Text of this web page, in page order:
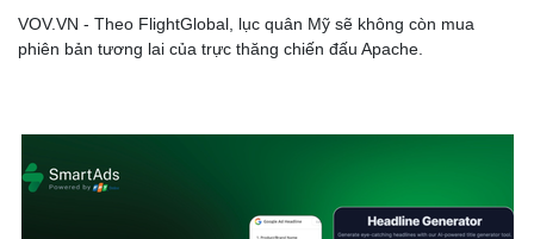
VOV.VN - Theo FlightGlobal, lục quân Mỹ sẽ không còn mua
phiên bản tương lai của trực thăng chiến đấu Apache.